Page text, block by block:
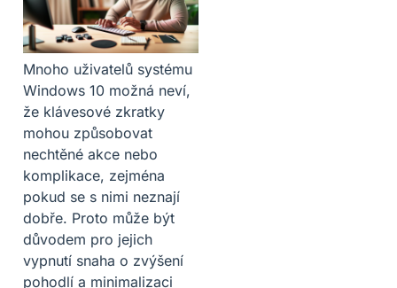
Mnoho uživatelů systému
Windows 10 možná neví,
že klávesové zkratky
mohou způsobovat
nechtěné akce nebo
komplikace, zejména
pokud se s nimi neznají
dobře. Proto může být
důvodem pro jejich
vypnutí snaha o zvýšení
pohodlí a minimalizaci